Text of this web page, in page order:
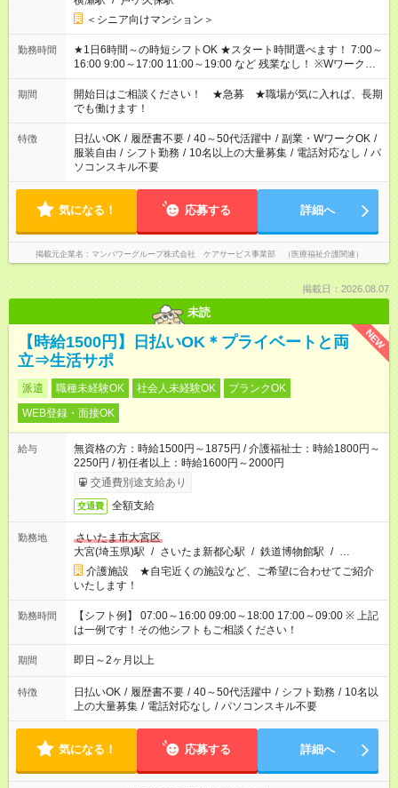
＜シニア向けマンション＞
勤務時間
★1日6時間～の時短シフトOK ★スタート時間選べます！ 7:00～
16:00 9:00～17:00 11:00～19:00 など 残業なし！ ※Wワークの
場合、他のお仕事と合わせ週40時間超の就業はご案内できませ
ん ※法令に基づき、週20時間以上勤務は社会保険への加入対象
となります ※労働者派遣法（日雇い派遣の原則禁止）により、
短時間・短期間の就業はご案内が難しい場合があります
期間
開始日はご相談ください！ ★急募 ★職場が気に入れば、長期
でも働けます！
特徴 日払いOK / 履歴書不要 / 40～50代活躍中 / 副業・WワークOK /
服装自由 / シフト勤務 / 10名以上の大量募集 / 電話対応なし / パ
ソコンスキル不要
気になる！ 応募する 詳細へ
掲載元企業名 マンパワーグループ株式会社 ケアサービス事業部 （医療福祉介護関連）
掲載日：2026.08.07
未読
NEW
【時給1500円】日払いOK＊プライベートと両
立⇒生活サポ
派遣 職種未経験OK 社会人未経験OK
ブランクOK
WEB登録・面接OK
給与
無資格の方：時給1500円～1875円 / 介護福祉士：時給1800円～
2250円 / 初任者以上：時給1600円～2000円
交通費別途支給あり
交通費 全額支給
勤務地
さいたま市大宮区
大宮(埼玉県)駅 / さいたま新都心駅 / 鉄道博物館駅 / …
介護施設 ★自宅近くの施設など、ご希望に合わせてご紹介
いたします！
勤務時間
【シフト例】 07:00～16:00 09:00～18:00 17:00～09:00 ※ 上記
は一例です！その他シフトもご相談ください！
期間 即日～2ヶ月以上
特徴 日払いOK / 履歴書不要 / 40～50代活躍中 / シフト勤務 / 10名以
上の大量募集 / 電話対応なし / パソコンスキル不要
気になる！ 応募する 詳細へ